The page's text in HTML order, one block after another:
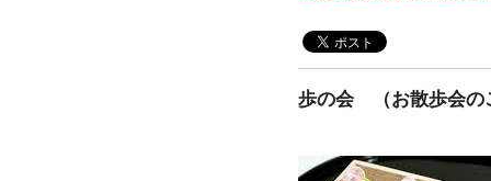
歩の会 （お散歩会